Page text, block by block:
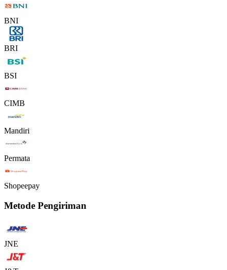
BNI
BRI
BSI
CIMB
Mandiri
Permata
Shopeepay
Metode Pengiriman
JNE